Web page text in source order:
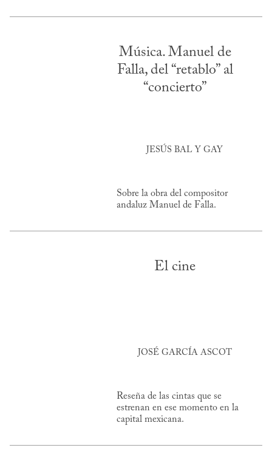
Música. Manuel de
Falla, del “retablo” al
“concierto”
JESÚS BAL Y GAY
Sobre la obra del compositor
andaluz Manuel de Falla.
El cine
JOSÉ GARCÍA ASCOT
Reseña de las cintas que se
estrenan en ese momento en la
capital mexicana.